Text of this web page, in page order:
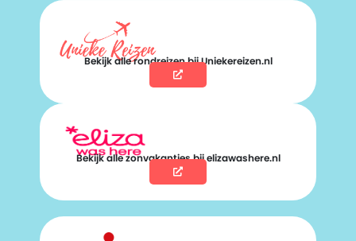
Bekijk alle rondreizen bij Uniekereizen.nl
Bekijk alle zonvakanties bij elizawashere.nl